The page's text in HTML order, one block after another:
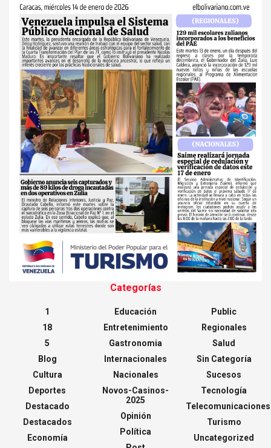
Categorías
1
18
5
Blog
Cultura
Deportes
Destacado
Destacados
Economía
Educación
Entretenimiento
Gastronomia
Internacionales
Nacionales
Novos-Casinos-
2025
Opinión
Política
Public
Regionales
Salud
Sin Categoría
Sucesos
Tecnología
Telecomunicaciones
Turismo
Uncategorized